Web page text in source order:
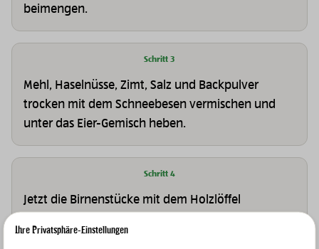
beimengen.
Schritt 3
Mehl, Haselnüsse, Zimt, Salz und Backpulver
trocken mit dem Schneebesen vermischen und
unter das Eier-Gemisch heben.
Schritt 4
Jetzt die Birnenstücke mit dem Holzlöffel
Ihre Privatsphäre-Einstellungen